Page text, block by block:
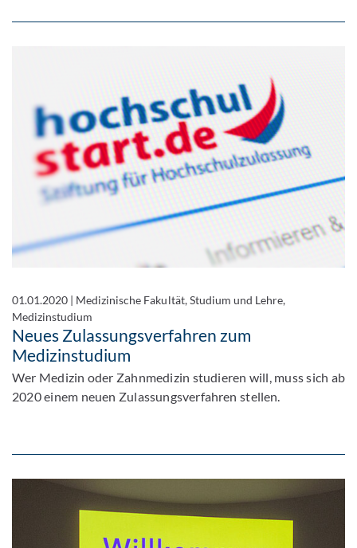
01.01.2020 | Medizinische Fakultät, Studium und Lehre,
Medizinstudium
Neues Zulassungsverfahren zum
Medizinstudium
Wer Medizin oder Zahnmedizin studieren will, muss sich ab
2020 einem neuen Zulassungsverfahren stellen.